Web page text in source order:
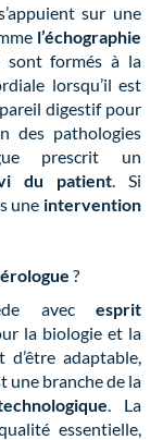
sur une
l’échographie
sont formés à la
lorsqu’il est
digestif pour
des pathologies
prescrit un
du patient . Si
une intervention
?
avec esprit
la biologie et la
adaptable,
une branche de la
. La
essentielle,